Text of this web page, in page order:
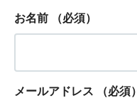
お名前 （必須）
メールアドレス （必須）